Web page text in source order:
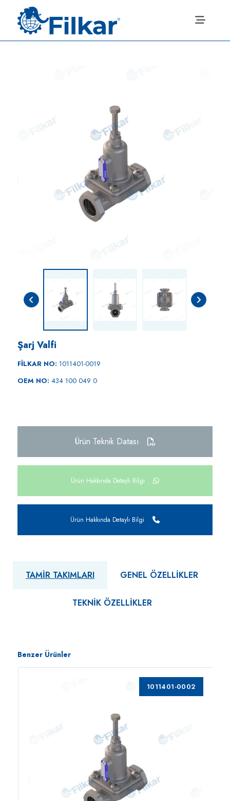
Şarj Valfi
FİLKAR NO: 1011401-0019
OEM NO: 434 100 049 0
Ürün Teknik Datası
Ürün Hakkında Detaylı Bilgi
Ürün Hakkında Detaylı Bilgi
TAMIR TAKIMLARI GENEL ÖZELLIKLER
TEKNIK ÖZELLIKLER
Benzer Ürünler
1011401-0002